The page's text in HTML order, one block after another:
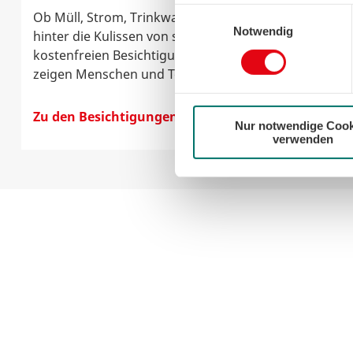
der Cookies auf das
Einwilligungsauswahl
Notwendig
Nur notwendige
verwenden
Ob Müll, Strom, Trinkwasser oder Wärme: Ein Blick
hinter die Kulissen von swb lohnt sich. Die
kostenfreien Besichtigungen unserer Standorte
zeigen Menschen und Technik bei swb.
Zu den Besichtigungen